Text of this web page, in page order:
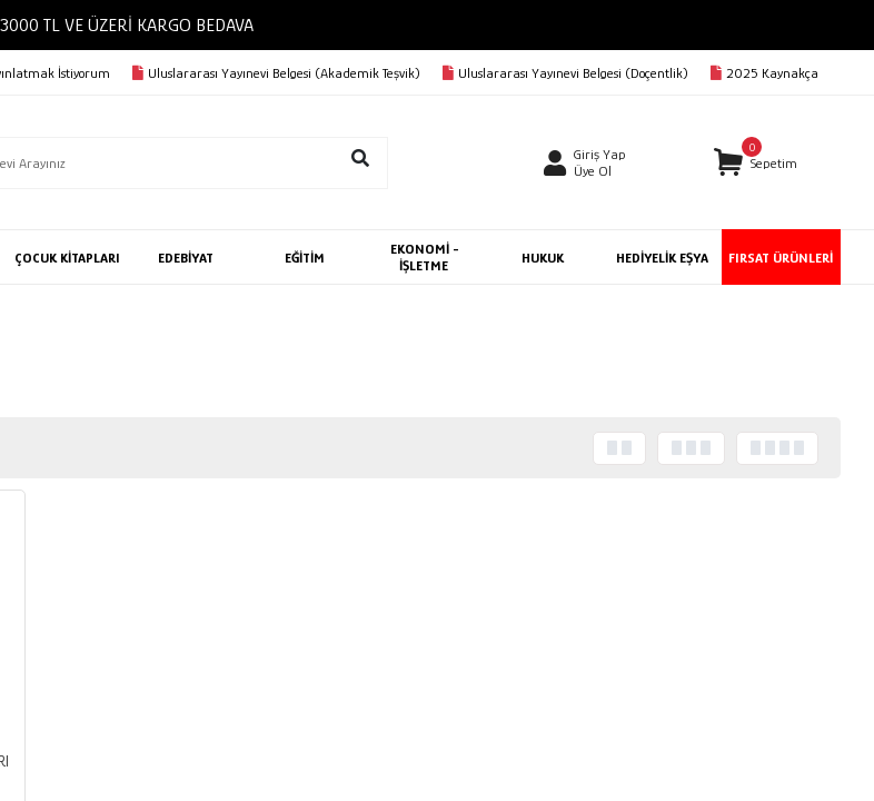
3000 TL VE ÜZERİ KARGO BEDAVA
İstiyorum Uluslararası Yayınevi Belgesi (Akademik Teşvik) Uluslararası Yayınevi Belgesi (Doçentlik) 2025 Kaynakça
Giriş Yap
Üye Ol
0
Sepetim
ÇOCUK KİTAPLARI EDEBİYAT EĞİTİM
EKONOMİ -
İŞLETME
HUKUK HEDİYELİK EŞYA FIRSAT ÜRÜNLERİ